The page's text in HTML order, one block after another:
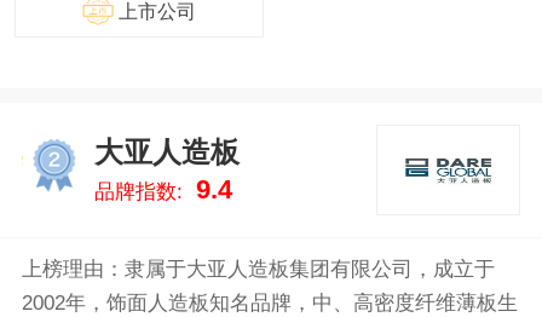
上市公司
大亚人造板
品牌指数: 9.4
上榜理由：隶属于大亚人造板集团有限公司，成立于
2002年，饰面人造板知名品牌，中、高密度纤维薄板生